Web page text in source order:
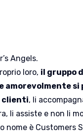
Angels.
loro, il gruppo
amorevolmente si
clienti, li
li assiste e non li
nome è Customers